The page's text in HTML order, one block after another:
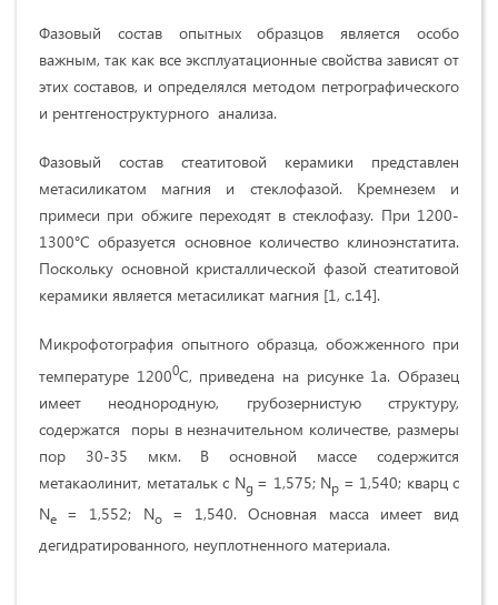
Фазовый состав опытных образцов является особо
важным, так как все эксплуатационные свойства зависят от
этих составов, и определялся методом петрографического
и рентгеноструктурного анализа.
Фазовый состав стеатитовой керамики представлен
метасиликатом магния и стеклофазой. Кремнезем и
примеси при обжиге переходят в стеклофазу. При 1200-
1300°C образуется основное количество клиноэнстатита.
Поскольку основной кристаллической фазой стеатитовой
керамики является метасиликат магния [1, с.14].
Микрофотография опытного образца, обожженного при
температуре 12000С, приведена на рисунке 1а. Образец
имеет неоднородную, грубозернистую структуру,
содержатся поры в незначительном количестве, размеры
пор 30-35 мкм. В основной массе содержится
метакаолинит, метатальк с Ng = 1,575; Np = 1,540; кварц с
Nе = 1,552; No
= 1,540. Основная масса имеет вид
дегидратированного, неуплотненного материала.